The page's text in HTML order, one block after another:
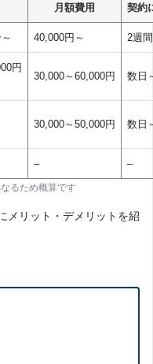
月額費用 契約
40,000円～ 2週
円
30,000～60,000円 数日
30,000～50,000円 数日
– –
るため概算です
メリット・デメリットを紹